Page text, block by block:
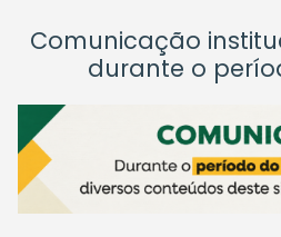
Comunicação
durante o